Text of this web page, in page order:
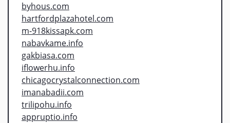
byhous.com
hartfordplazahotel.com
m-918kissapk.com
nabavkame.info
gakbiasa.com
iflowerhu.info
chicagocrystalconnection.com
imanabadii.com
trilipohu.info
appruptio.info